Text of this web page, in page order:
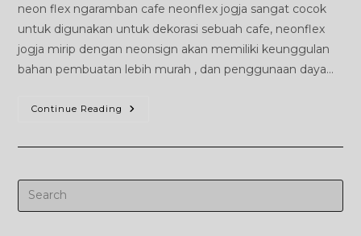
neon flex ngaramban cafe neonflex jogja sangat cocok
untuk digunakan untuk dekorasi sebuah cafe, neonflex
jogja mirip dengan neonsign akan memiliki keunggulan
bahan pembuatan lebih murah , dan penggunaan daya…
Continue Reading NeonFlex